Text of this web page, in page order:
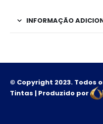
INFORMAÇÃO
© Copyright 2023. Todos
Tintas | Produzido por